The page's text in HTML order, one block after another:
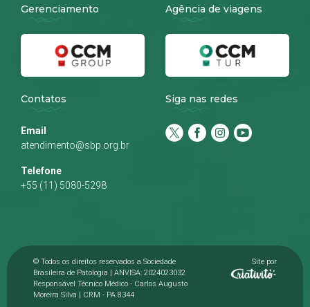
Gerenciamento Agência de viagens
Contatos
Email
atendimento@sbp.org.br
Telefone
+55 (11) 5080-5298
Siga nas redes
© Todos os direitos reservados a Sociedade
Brasileira de Patologia | ANVISA: 2024023032
Responsável Técnico Médico - Carlos Augusto
Moreira Silva | CRM - PA 8344
Site por